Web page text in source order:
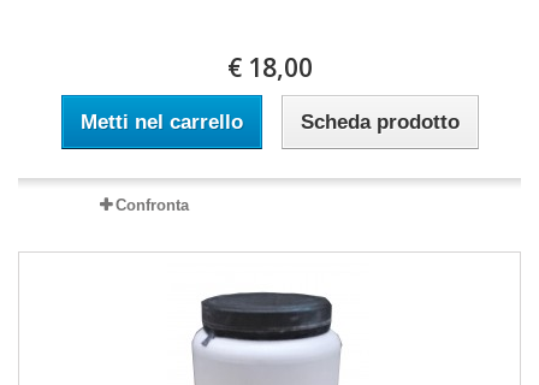
€ 18,00
Metti nel carrello Scheda prodotto
Confronta